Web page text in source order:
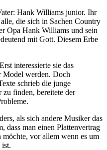
Hank Williams junior. Ihr
die sich in Sachen Country
Opa Hank Williams und sein
mit Gott. Diesem Erbe
interessierte sie das
Model werden. Doch
schrieb die junge
finden, bereitete der
als sich andere Musiker das
dass man einen Plattenvertrag
vor allem wenn es um
ist.